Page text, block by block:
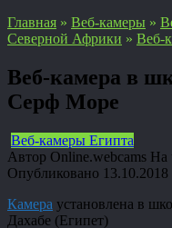
Главная » Веб-камеры »
Северной Африки » Веб-
Веб-камера в
Серф Море
Веб-камеры Египта
Автор Online.webcams На
Опубликовано 13.10.2018
Камера установлена в
Дахабе (Египет)